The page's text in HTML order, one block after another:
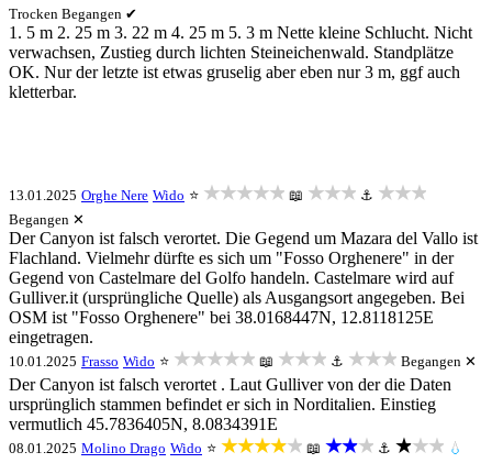
Trocken Begangen ✔
1. 5 m 2. 25 m 3. 22 m 4. 25 m 5. 3 m Nette kleine Schlucht. Nicht
verwachsen, Zustieg durch lichten Steineichenwald. Standplätze
OK. Nur der letzte ist etwas gruselig aber eben nur 3 m, ggf auch
kletterbar.
13.01.2025 Orghe Nere Wido ⭐ ★★★★★ 📖 ★★★ ⚓ ★★★
Begangen ✕
Der Canyon ist falsch verortet. Die Gegend um Mazara del Vallo ist
Flachland. Vielmehr dürfte es sich um "Fosso Orghenere" in der
Gegend von Castelmare del Golfo handeln. Castelmare wird auf
Gulliver.it (ursprüngliche Quelle) als Ausgangsort angegeben. Bei
OSM ist "Fosso Orghenere" bei 38.0168447N, 12.8118125E
eingetragen.
10.01.2025 Frasso Wido ⭐ ★★★★★ 📖 ★★★ ⚓ ★★★ Begangen ✕
Der Canyon ist falsch verortet . Laut Gulliver von der die Daten
ursprünglich stammen befindet er sich in Norditalien. Einstieg
vermutlich 45.7836405N, 8.0834391E
08.01.2025 Molino Drago Wido ⭐ ★★★★★ 📖 ★★★ ⚓ ★★★ 💧